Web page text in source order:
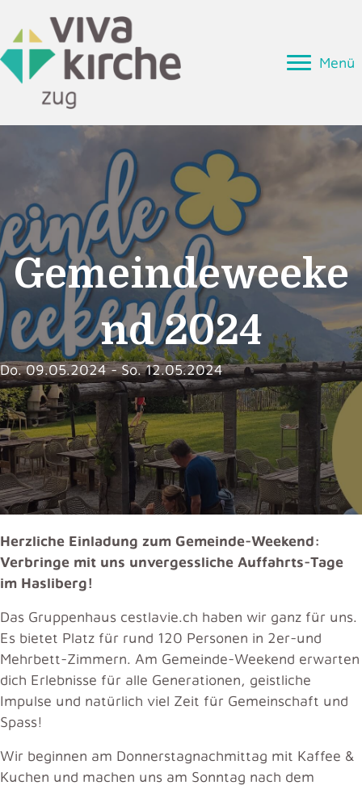
Menü
Gemeindeweeke
nd 2024
Do. 09.05.2024 - So. 12.05.2024
Herzliche Einladung zum Gemeinde-Weekend:
Verbringe mit uns unvergessliche Auffahrts-Tage
im Hasliberg!
Das Gruppenhaus cestlavie.ch haben wir ganz für uns.
Es bietet Platz für rund 120 Personen in 2er-und
Mehrbett-Zimmern. Am Gemeinde-Weekend erwarten
dich Erlebnisse für alle Generationen, geistliche
Impulse und natürlich viel Zeit für Gemeinschaft und
Spass!
Wir beginnen am Donnerstagnachmittag mit Kaffee &
Kuchen und machen uns am Sonntag nach dem